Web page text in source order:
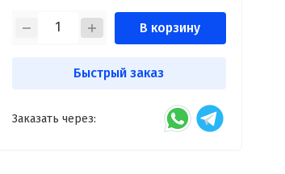
В корзину
Быстрый заказ
Заказать через: